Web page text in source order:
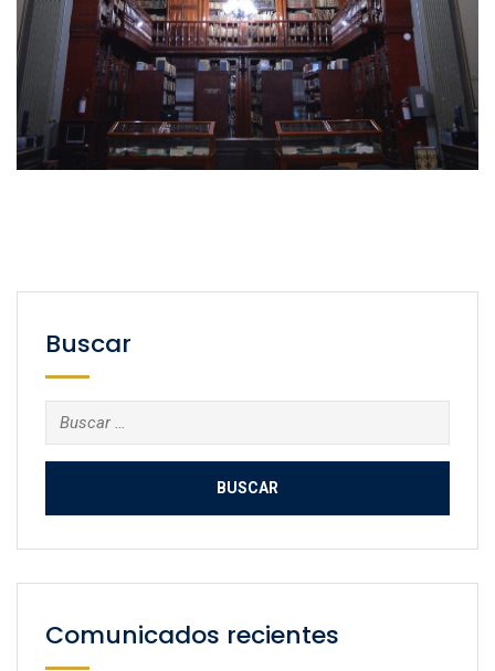
Buscar
Buscar:
Comunicados recientes